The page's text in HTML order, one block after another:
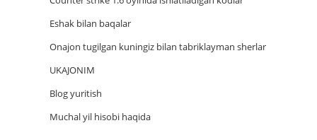
Eshak bilan baqalar
Onajon tugilgan kuningiz bilan tabriklayman sherlar
UKAJONIM
Blog yuritish
Muchal yil hisobi haqida